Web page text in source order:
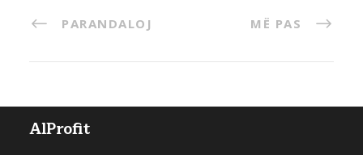
PARANDALOJ MË PAS
AlProfit